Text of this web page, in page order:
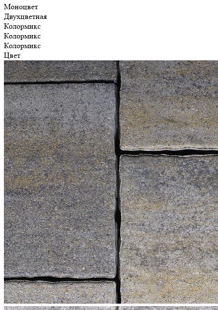
Моноцвет
Двухцветная
Колормикс
Колормикс
Колормикс
Цвет